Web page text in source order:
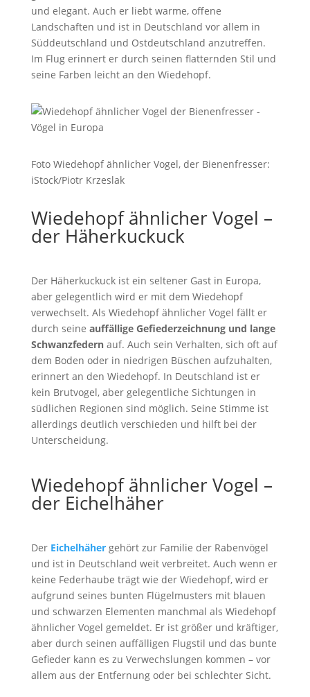
und elegant. Auch er liebt warme, offene
Landschaften und ist in Deutschland vor allem in
Süddeutschland und Ostdeutschland anzutreffen.
Im Flug erinnert er durch seinen flatternden Stil und
seine Farben leicht an den Wiedehopf.
Foto Wiedehopf ähnlicher Vogel, der Bienenfresser:
iStock/Piotr Krzeslak
Wiedehopf ähnlicher Vogel –
der Häherkuckuck
Der Häherkuckuck ist ein seltener Gast in Europa,
aber gelegentlich wird er mit dem Wiedehopf
verwechselt. Als Wiedehopf ähnlicher Vogel fällt er
durch seine auffällige Gefiederzeichnung und lange
Schwanzfedernauf. Auch sein Verhalten, sich oft auf
dem Boden oder in niedrigen Büschen aufzuhalten,
erinnert an den Wiedehopf. In Deutschland ist er
kein Brutvogel, aber gelegentliche Sichtungen in
südlichen Regionen sind möglich. Seine Stimme ist
allerdings deutlich verschieden und hilft bei der
Unterscheidung.
Wiedehopf ähnlicher Vogel –
der Eichelhäher
Der Eichelhäher gehört zur Familie der Rabenvögel
und ist in Deutschland weit verbreitet. Auch wenn er
keine Federhaube trägt wie der Wiedehopf, wird er
aufgrund seines bunten Flügelmusters mit blauen
und schwarzen Elementen manchmal als Wiedehopf
ähnlicher Vogel gemeldet. Er ist größer und kräftiger,
aber durch seinen auffälligen Flugstil und das bunte
Gefieder kann es zu Verwechslungen kommen – vor
allem aus der Entfernung oder bei schlechter Sicht.